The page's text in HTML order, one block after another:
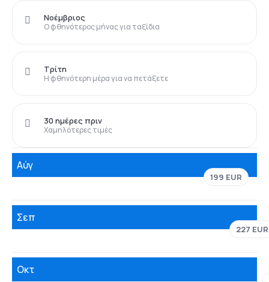
Ο φθηνότερος μήνας για ταξίδια
Νοέμβριος
Η φθηνότερη μέρα για να πετάξετε
Τρίτη
Χαμηλότερες τιμές
30 ημέρες πριν
Αύγ
199 EUR
Σεπ
227 EUR
Οκτ